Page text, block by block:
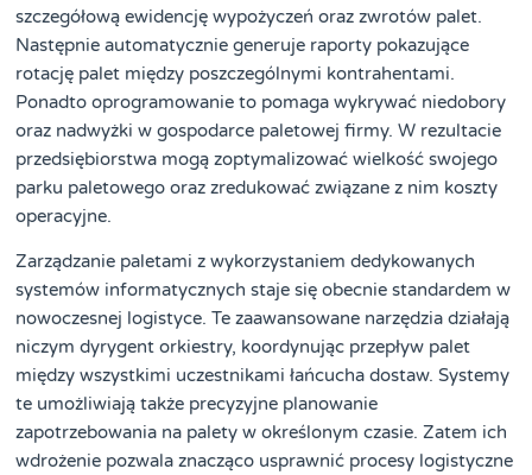
szczegółową ewidencję wypożyczeń oraz zwrotów palet.
Następnie automatycznie generuje raporty pokazujące
rotację palet między poszczególnymi kontrahentami.
Ponadto oprogramowanie to pomaga wykrywać niedobory
oraz nadwyżki w gospodarce paletowej firmy. W rezultacie
przedsiębiorstwa mogą zoptymalizować wielkość swojego
parku paletowego oraz zredukować związane z nim koszty
operacyjne.
Zarządzanie paletami z wykorzystaniem dedykowanych
systemów informatycznych staje się obecnie standardem w
nowoczesnej logistyce. Te zaawansowane narzędzia działają
niczym dyrygent orkiestry, koordynując przepływ palet
między wszystkimi uczestnikami łańcucha dostaw. Systemy
te umożliwiają także precyzyjne planowanie
zapotrzebowania na palety w określonym czasie. Zatem ich
wdrożenie pozwala znacząco usprawnić procesy logistyczne